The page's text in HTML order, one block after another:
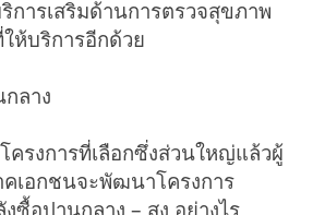
การเสริมด้านการตรวจสุขภาพ
ห้บริการอีกด้วย
ลาง
รงการที่เลือกซึ่งส่วนใหญ่แล้วผู้
เอกชนจะพัฒนาโครงการ
ซื้อปานกลาง – สูง อย่างไร